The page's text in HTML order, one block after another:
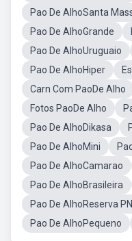
Pao De AlhoSanta
Pao De AlhoGrande
Pao De AlhoUruguaio
Pao De AlhoHiper
Carn Com PaoDe Alho
Fotos PaoDe Alho
Pao De AlhoDikasa
Pao De AlhoMini
Pao De AlhoCamarao
Pao De AlhoBrasileira
Pao De AlhoReserva
Pao De AlhoPequeno